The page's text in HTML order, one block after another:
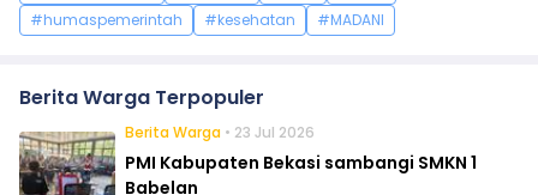
#humaspemerintah
#kesehatan #MADANI
Berita Warga Terpopuler
Berita Warga • 23 Jul 2026
PMI Kabupaten Bekasi sambangi SMKN 1
Babelan